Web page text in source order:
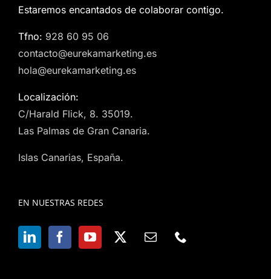
Estaremos encantados de colaborar contigo.
Tfno: 928 60 95 06
contacto@eurekamarketing.es
hola@eurekamarketing.es
Localización:
C/Harald Flick, 8. 35019.
Las Palmas de Gran Canaria.
Islas Canarias, España.
EN NUESTRAS REDES